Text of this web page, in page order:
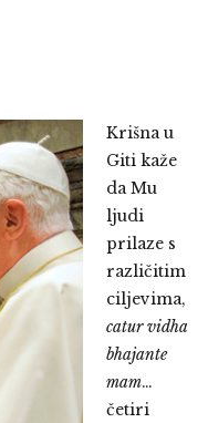
Krišna u
Giti kaže
da Mu
ljudi
prilaze s
različitim
ciljevima,
catur vidha
bhajante
mam…
četiri